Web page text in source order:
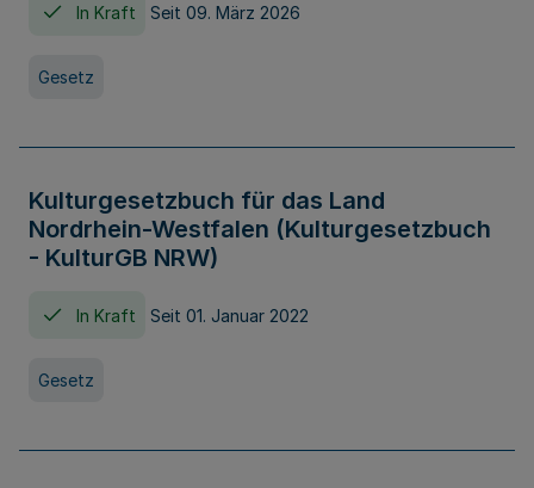
In Kraft Seit 09. März 2026
Gesetz
Kulturgesetzbuch für das Land
Nordrhein-Westfalen (Kulturgesetzbuch
- KulturGB NRW)
In Kraft Seit 01. Januar 2022
Gesetz